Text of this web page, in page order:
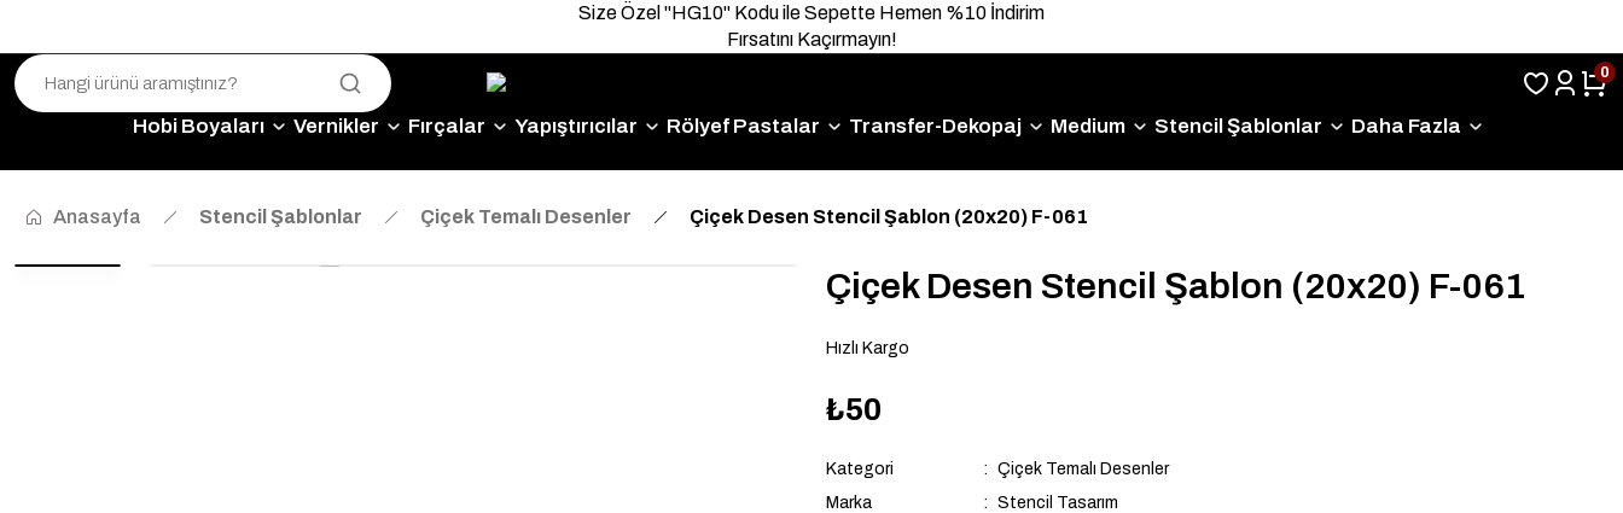
Size Özel "HG10" Kodu ile Sepette Hemen %10 İndirim
Fırsatını Kaçırmayın!
0
Hobi Boyaları Vernikler Fırçalar Yapıştırıcılar Rölyef Pastalar Transfer-Dekopaj Medium Stencil Şablonlar Daha Fazla
Anasayfa Stencil Şablonlar Çiçek Temalı Desenler Çiçek Desen Stencil Şablon (20x20) F-061
Çiçek Desen Stencil Şablon (20x20) F-061
Hızlı Kargo
₺50
Kategori
Çiçek Temalı Desenler
Marka
Stencil Tasarım